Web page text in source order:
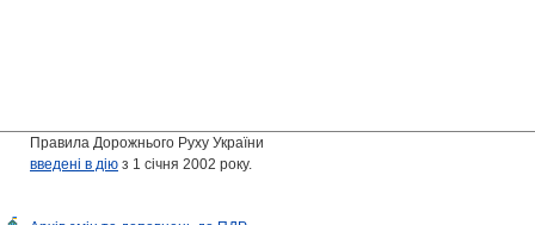
Правила Дорожнього Руху України
введені в дію з 1 січня 2002 року.